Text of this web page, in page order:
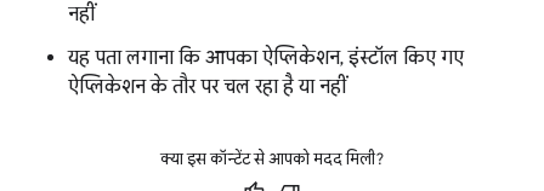
नहीं
यह पता लगाना कि आपका ऐप्लिकेशन, इंस्टॉल किए गए
ऐप्लिकेशन के तौर पर चल रहा है या नहीं
क्या इस कॉन्टेंट से आपको मदद मिली?